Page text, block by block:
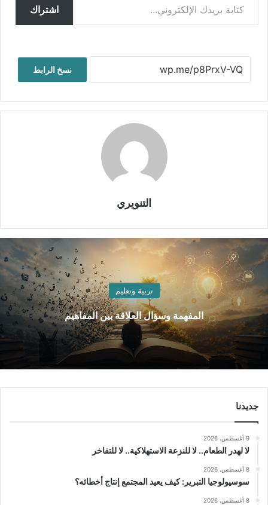
اشتراك
نسخ الرابط
التنويري
تربية وتعليم
المفهمة وسؤال العلاقة بين المفاهيم
جديدنا
9 أغسطس، 2026
لا لهدر الطعام.. لا للنزعة الاستهلاكية.. لا للتفاخر
8 أغسطس، 2026
سوسيولوجيا التبرير: كيف يعيد المجتمع إنتاج أخطائه؟
8 أغسطس، 2026